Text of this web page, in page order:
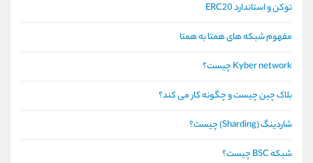
توکن و استاندارد ERC20
مفهوم شبکه های همتا به همتا
Kyber network چیست؟
بلاک چین چیست و چگونه کار می کند؟
شاردینگ (Sharding) چیست؟
شبکه BSC چیست؟